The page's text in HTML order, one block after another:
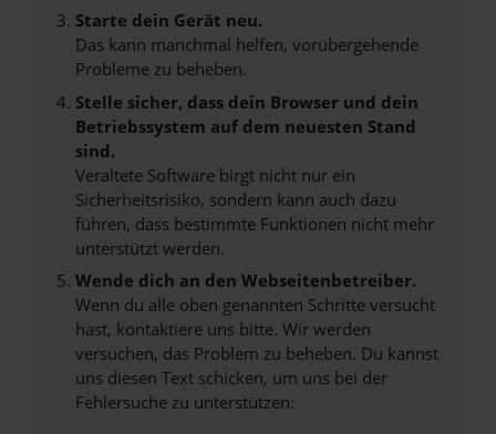
Starte dein Gerät neu.
Das kann manchmal helfen, vorübergehende
Probleme zu beheben.
Stelle sicher, dass dein Browser und dein
Betriebssystem auf dem neuesten Stand
sind.
Veraltete Software birgt nicht nur ein
Sicherheitsrisiko, sondern kann auch dazu
führen, dass bestimmte Funktionen nicht mehr
unterstützt werden.
Wende dich an den Webseitenbetreiber.
Wenn du alle oben genannten Schritte versucht
hast, kontaktiere uns bitte. Wir werden
versuchen, das Problem zu beheben. Du kannst
uns diesen Text schicken, um uns bei der
Fehlersuche zu unterstützen: